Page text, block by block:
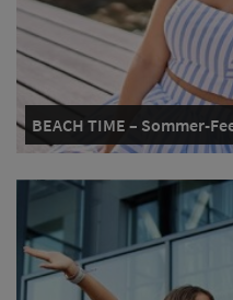
BEACH TIME – Sommer-